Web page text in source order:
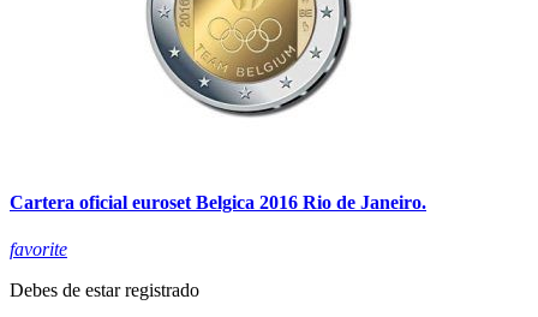
Cartera oficial euroset Belgica 2016 Rio de Janeiro.
favorite
Debes de estar registrado